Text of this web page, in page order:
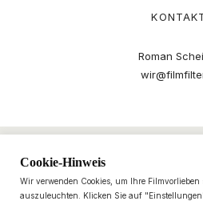
Roman
Cookie-Hinweis
Wir verwenden Cookies, um Ihre
auszuleuchten. Klicken Sie auf